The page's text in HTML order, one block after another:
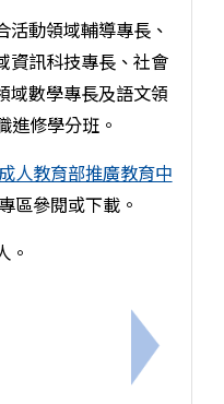
科學教育中心辦理「國
活動領域輔導專長、
資訊科技專長、社會
域數學專長及語文領
進修學分班。
人教育部推廣教育中
區參閱或下載。
。
下一筆：